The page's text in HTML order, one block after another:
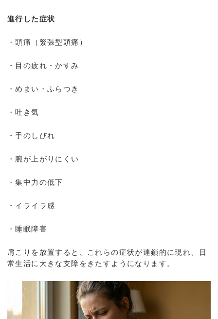
進行した症状
・頭痛（緊張型頭痛）
・目の疲れ・かすみ
・めまい・ふらつき
・吐き気
・手のしびれ
・腕が上がりにくい
・集中力の低下
・イライラ感
・睡眠障害
肩こりを放置すると、これらの症状が連鎖的に現れ、日
常生活に大きな支障をきたすようになります。